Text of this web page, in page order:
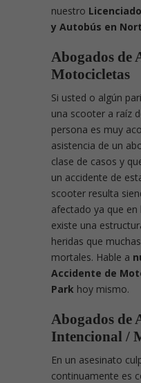
nuestro
y Autobús en
Abogados de
Motocicletas
Si usted o algún
una scooter a raíz
persona es muy
asistencia de un
clase de casos y
un accidente de
scooter resulta
afectado ya que
existe una
heridas que
mortales. Hable a
Accidente de
Park hoy mismo.
Abogados de
Intencional /
En un asesinato
continuamente es